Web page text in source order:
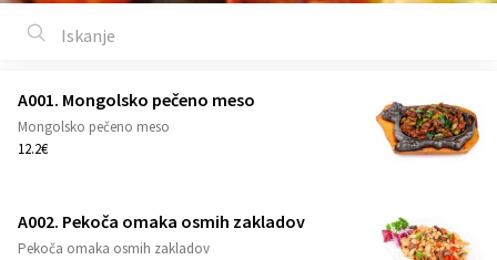
A001. Mongolsko pečeno meso
Mongolsko pečeno meso
12.2€
A002. Pekoča omaka osmih zakladov
Pekoča omaka osmih zakladov